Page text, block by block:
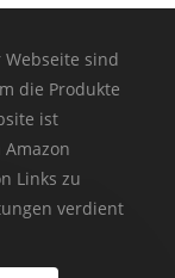
sind
die Produkte
ist
Links zu
verdient